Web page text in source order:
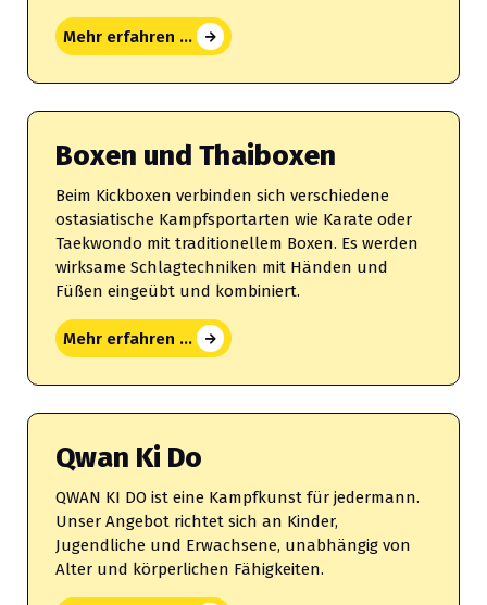
Mehr erfahren ...
Boxen und Thaiboxen
Beim Kickboxen verbinden sich verschiedene
ostasiatische Kampfsportarten wie Karate oder
Taekwondo mit traditionellem Boxen. Es werden
wirksame Schlagtechniken mit Händen und
Füßen eingeübt und kombiniert.
Mehr erfahren ...
Qwan Ki Do
QWAN KI DO ist eine Kampfkunst für jedermann.
Unser Angebot richtet sich an Kinder,
Jugendliche und Erwachsene, unabhängig von
Alter und körperlichen Fähigkeiten.